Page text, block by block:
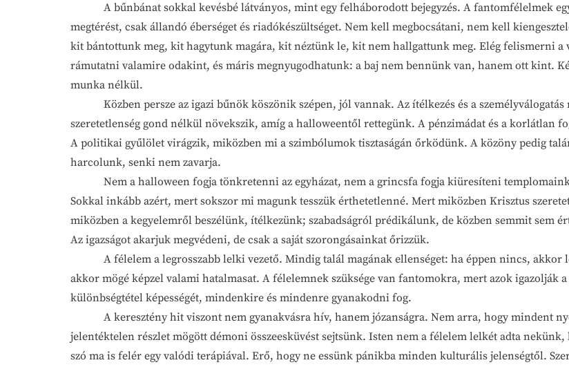
A bűnbánat sokkal kevésbé látványos, mint egy felháborodott bejegyzés. A fantomfélelmek
megtérést, csak állandó éberséget és riadókészültséget. Nem kell megbocsátani, nem kell
kit bántottunk meg, kit hagytunk magára, kit néztünk le, kit nem hallgattunk meg. Elég felismerni a
rámutatni valamire odakint, és máris megnyugodhatunk: a baj nem bennünk van, hanem ott kint.
munka nélkül.
Közben persze az igazi bűnök köszönik szépen, jól vannak. Az ítélkezés és a személyválogatás
szeretetlenség gond nélkül növekszik, amíg a halloweentől rettegünk. A pénzimádat és a korlátlan
A politikai gyűlölet virágzik, miközben mi a szimbólumok tisztaságán őrködünk. A közöny pedig
harcolunk, senki nem zavarja.
Nem a halloween fogja tönkretenni az egyházat, nem a grincsfa fogja kiüresíteni
Sokkal inkább azért, mert sokszor mi magunk tesszük érthetetlenné. Mert miközben Krisztus
miközben a kegyelemről beszélünk, ítélkezünk; szabadságról prédikálunk, de közben semmit sem
Az igazságot akarjuk megvédeni, de csak a saját szorongásainkat őrizzük.
A félelem a legrosszabb lelki vezető. Mindig talál magának ellenséget: ha éppen nincs, akkor
akkor mögé képzel valami hatalmasat. A félelemnek szüksége van fantomokra, mert azok igazolják
különbségtétel képességét, mindenkire és mindenre gyanakodni fog.
A keresztény hit viszont nem gyanakvásra hív, hanem józanságra. Nem arra, hogy mindent
jelentéktelen részlet mögött démoni összeesküvést sejtsünk. Isten nem a félelem lelkét adta nekünk,
szó ma is felér egy valódi terápiával. Erő, hogy ne essünk pánikba minden kulturális jelenségtől.